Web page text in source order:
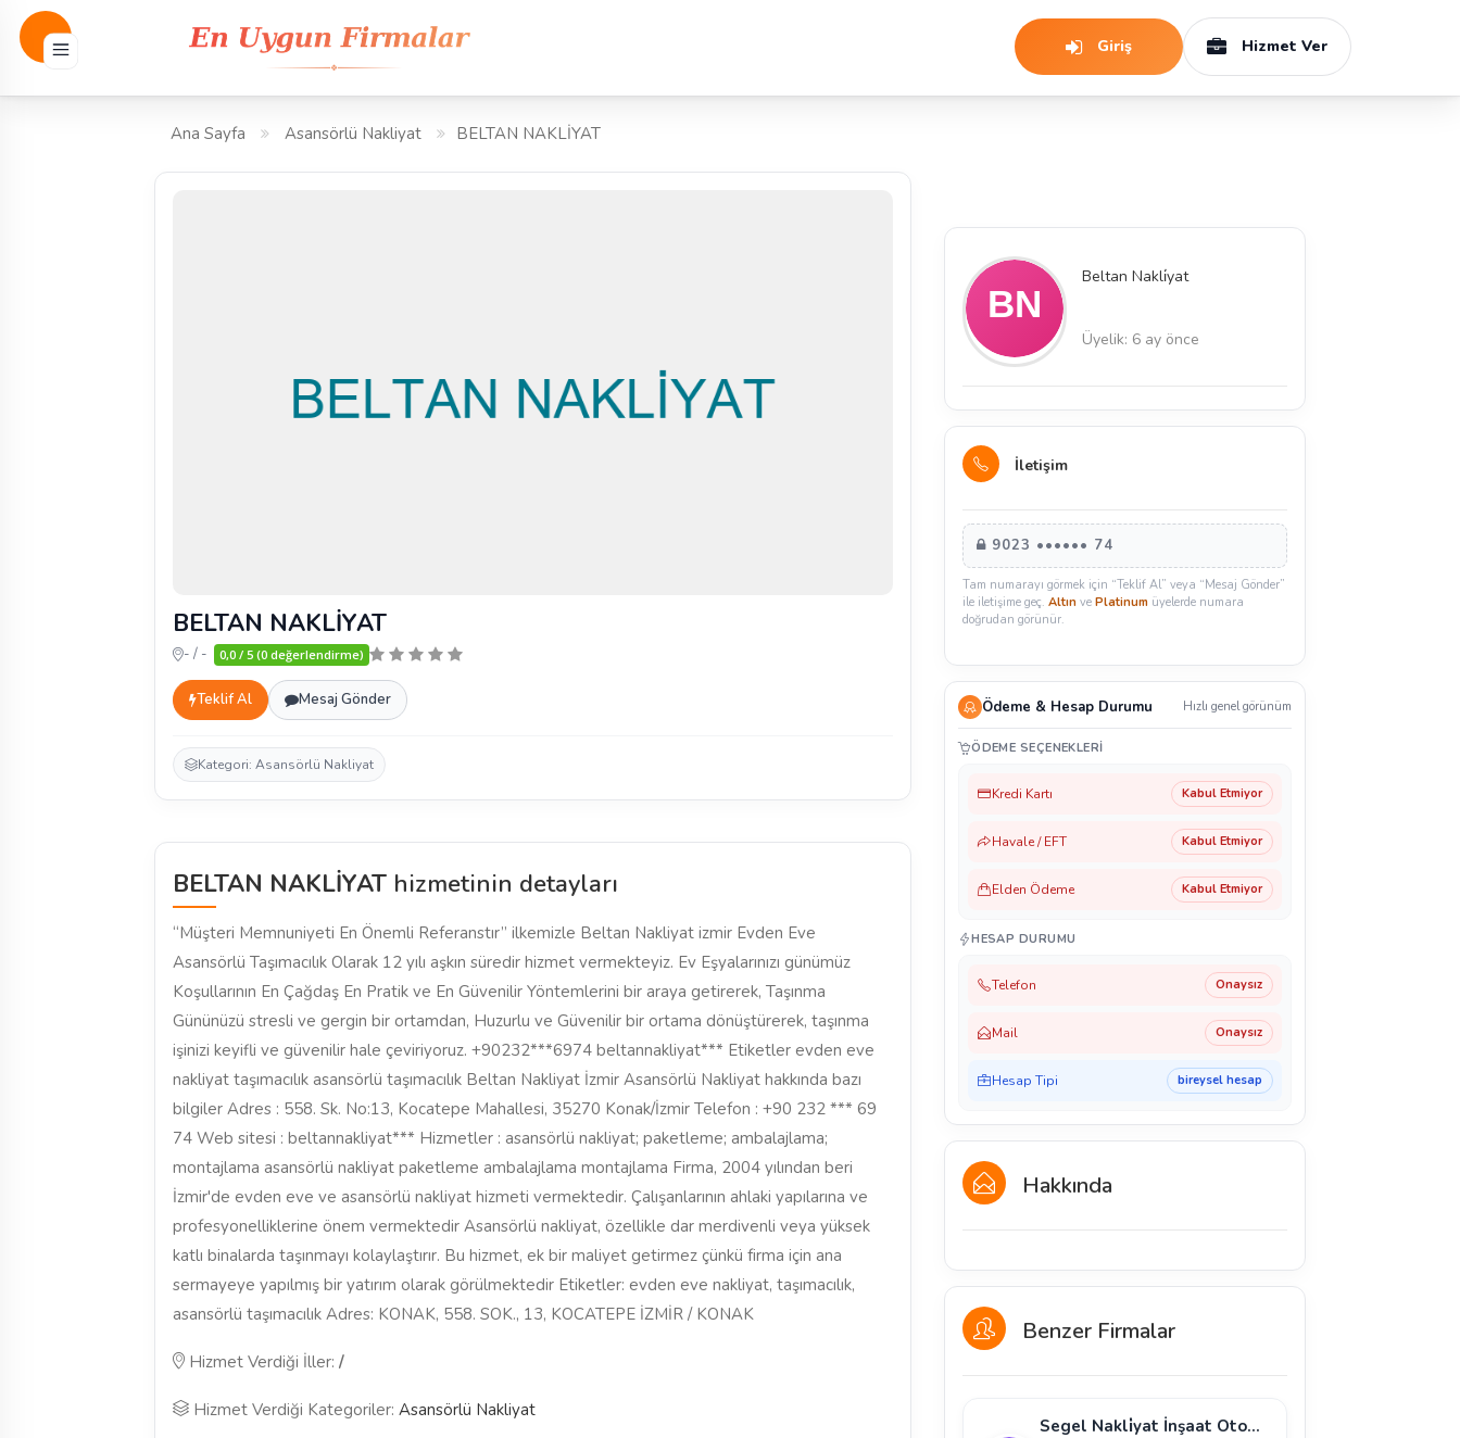
Giriş Hizmet Ver
Ana Sayfa Asansörlü Nakliyat BELTAN NAKLİYAT
BELTAN NAKLİYAT
- / - 0,0 / 5 (0 değerlendirme)
Teklif Al Mesaj Gönder
Kategori: Asansörlü Nakliyat
BELTAN NAKLİYAT hizmetinin detayları
“Müşteri Memnuniyeti En Önemli Referanstır” ilkemizle Beltan Nakliyat izmir Evden Eve
Asansörlü Taşımacılık Olarak 12 yılı aşkın süredir hizmet vermekteyiz. Ev Eşyalarınızı günümüz
Koşullarının En Çağdaş En Pratik ve En Güvenilir Yöntemlerini bir araya getirerek, Taşınma
Gününüzü stresli ve gergin bir ortamdan, Huzurlu ve Güvenilir bir ortama dönüştürerek, taşınma
işinizi keyifli ve güvenilir hale çeviriyoruz. +90232***6974 beltannakliyat*** Etiketler evden eve
nakliyat taşımacılık asansörlü taşımacılık Beltan Nakliyat İzmir Asansörlü Nakliyat hakkında bazı
bilgiler Adres : 558. Sk. No:13, Kocatepe Mahallesi, 35270 Konak/İzmir Telefon : +90 232 *** 69
74 Web sitesi : beltannakliyat*** Hizmetler : asansörlü nakliyat; paketleme; ambalajlama;
montajlama asansörlü nakliyat paketleme ambalajlama montajlama Firma, 2004 yılından beri
İzmir'de evden eve ve asansörlü nakliyat hizmeti vermektedir. Çalışanlarının ahlaki yapılarına ve
profesyonelliklerine önem vermektedir Asansörlü nakliyat, özellikle dar merdivenli veya yüksek
katlı binalarda taşınmayı kolaylaştırır. Bu hizmet, ek bir maliyet getirmez çünkü firma için ana
sermayeye yapılmış bir yatırım olarak görülmektedir Etiketler: evden eve nakliyat, taşımacılık,
asansörlü taşımacılık Adres: KONAK, 558. SOK., 13, KOCATEPE İZMİR / KONAK
Hizmet Verdiği İller: /
Hizmet Verdiği Kategoriler: Asansörlü Nakliyat
Beltan Nakli̇yat
Üyelik: 6 ay önce
İletişim
9023 •••••• 74
Tam numarayı görmek için “Teklif Al” veya “Mesaj Gönder”
ile iletişime geç. Altınve Platinumüyelerde numara
doğrudan görünür.
Ödeme & Hesap Durumu Hızlı genel görünüm
ÖDEME SEÇENEKLERI
Kredi Kartı Kabul Etmiyor
Havale / EFT Kabul Etmiyor
Elden Ödeme Kabul Etmiyor
HESAP DURUMU
Telefon Onaysız
Mail Onaysız
Hesap Tipi bireysel hesap
Hakkında
Benzer Firmalar
Segel Nakli̇yat İnşaat Otomoti̇v Sanayi̇ Ti̇caret Li̇mi̇